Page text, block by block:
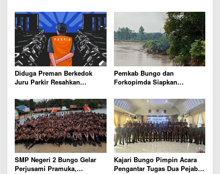
Pemkab Bungo Tingkatkan
Mutu Pendidikan
Diduga Preman Berkedok
Juru Parkir Resahkan
polres Bungo dan Kapolsek
Diminta Segera Bertindak
Pemkab Bungo dan
Forkopimda Siapkan
Warga Harap Ada Perhatian
Dari Panglima TNI dan Mabes
polri Pusat
SMP Negeri 2 Bungo Gelar
Perjusami Pramuka,
Kajari Bungo Pimpin Acara
Pengantar Tugas Dua Pejabat